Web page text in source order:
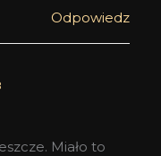
Odpowiedz
Miało to